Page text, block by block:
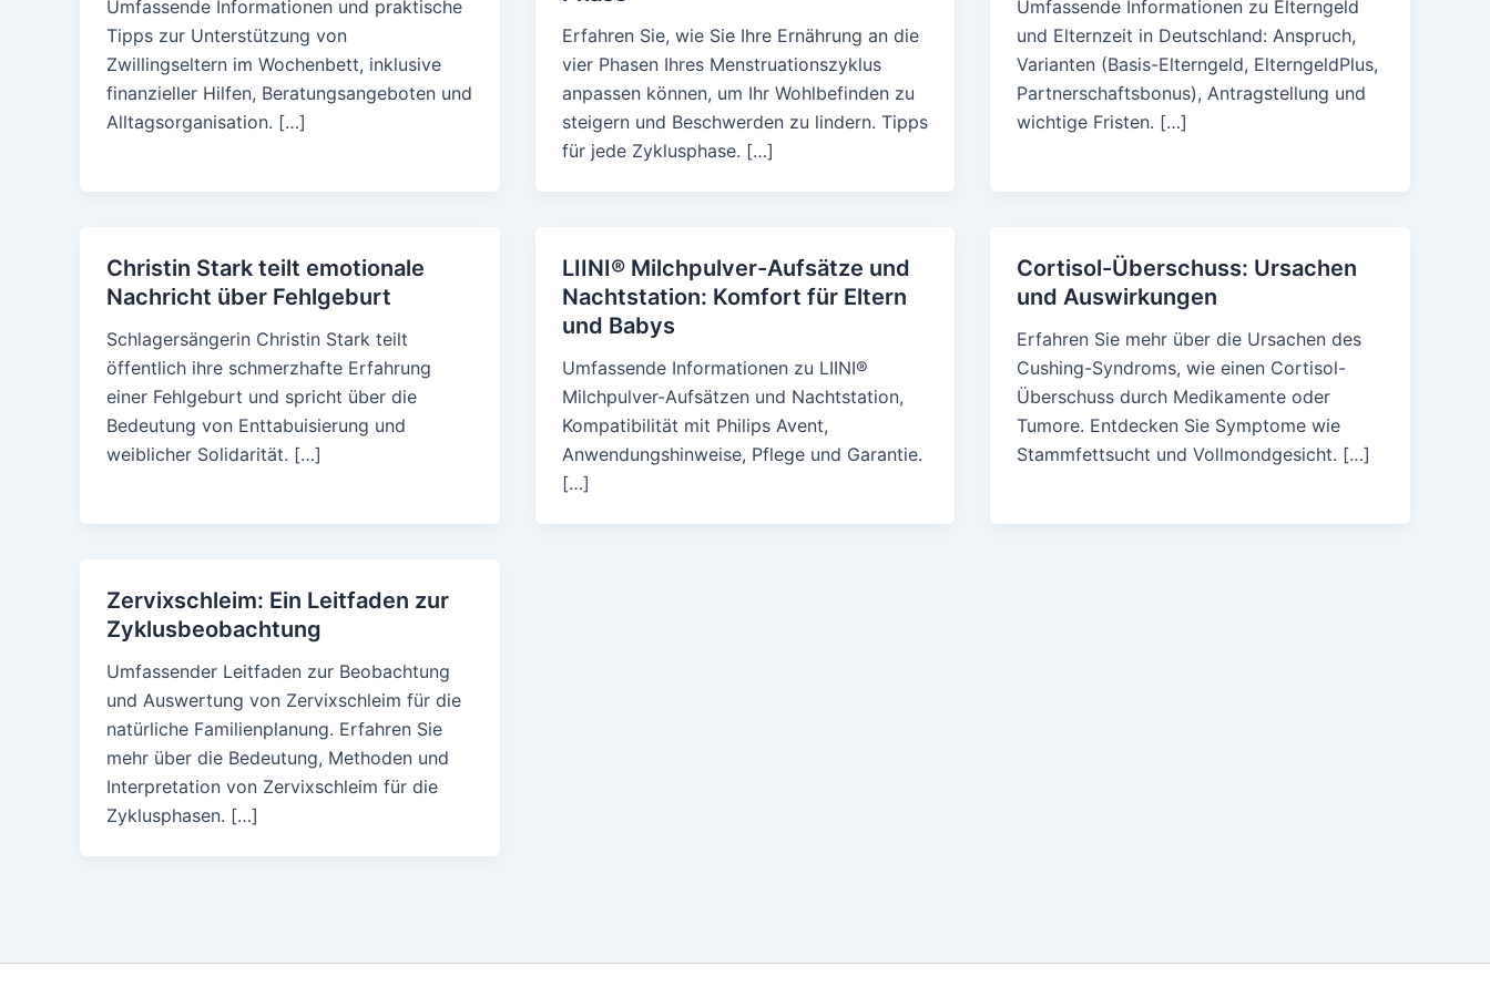
Umfassende Informationen und praktische
Tipps zur Unterstützung von
Zwillingseltern im Wochenbett, inklusive
finanzieller Hilfen, Beratungsangeboten und
Alltagsorganisation. […]
Erfahren Sie, wie Sie Ihre Ernährung an die
vier Phasen Ihres Menstruationszyklus
anpassen können, um Ihr Wohlbefinden zu
steigern und Beschwerden zu lindern. Tipps
für jede Zyklusphase. […]
Umfassende Informationen zu Elterngeld
und Elternzeit in Deutschland: Anspruch,
Varianten (Basis-Elterngeld, ElterngeldPlus,
Partnerschaftsbonus), Antragstellung und
wichtige Fristen. […]
Christin Stark teilt emotionale
Nachricht über Fehlgeburt
Schlagersängerin Christin Stark teilt
öffentlich ihre schmerzhafte Erfahrung
einer Fehlgeburt und spricht über die
Bedeutung von Enttabuisierung und
weiblicher Solidarität. […]
LIINI® Milchpulver-Aufsätze und
Nachtstation: Komfort für Eltern
und Babys
Umfassende Informationen zu LIINI®
Milchpulver-Aufsätzen und Nachtstation,
Kompatibilität mit Philips Avent,
Anwendungshinweise, Pflege und Garantie.
[…]
Cortisol-Überschuss: Ursachen
und Auswirkungen
Erfahren Sie mehr über die Ursachen des
Cushing-Syndroms, wie einen Cortisol-
Überschuss durch Medikamente oder
Tumore. Entdecken Sie Symptome wie
Stammfettsucht und Vollmondgesicht. […]
Zervixschleim: Ein Leitfaden zur
Zyklusbeobachtung
Umfassender Leitfaden zur Beobachtung
und Auswertung von Zervixschleim für die
natürliche Familienplanung. Erfahren Sie
mehr über die Bedeutung, Methoden und
Interpretation von Zervixschleim für die
Zyklusphasen. […]